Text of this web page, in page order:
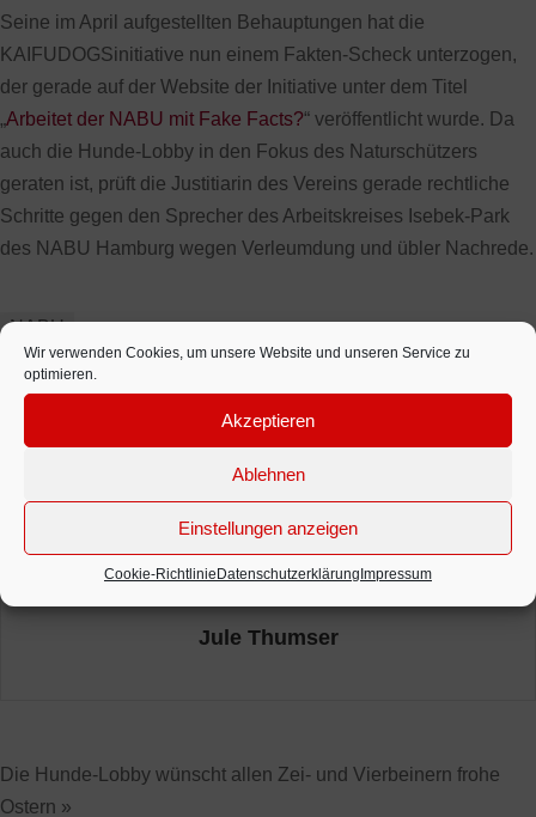
Wir verwenden Cookies, um unsere Website und unseren Service zu
optimieren.
Akzeptieren
Ablehnen
Einstellungen anzeigen
Cookie-Richtlinie Datenschutzerklärung Impressum
Seine im April aufgestellten Behauptungen hat die
KAIFUDOGSinitiative nun einem Fakten-Scheck unterzogen,
der gerade auf der Website der Initiative unter dem Titel
„Arbeitet der NABU mit Fake Facts?“ veröffentlicht wurde. Da
auch die Hunde-Lobby in den Fokus des Naturschützers
geraten ist, prüft die Justitiarin des Vereins gerade rechtliche
Schritte gegen den Sprecher des Arbeitskreises Isebek-Park
des NABU Hamburg wegen Verleumdung und übler Nachrede.
NABU
Posted in
Jule Thumser
Die Hunde-Lobby wünscht allen Zei- und Vierbeinern frohe
Ostern »